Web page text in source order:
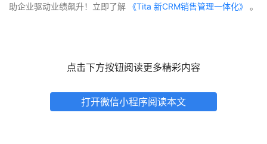
助企业驱动业绩飙升！立即了解 《Tita 新CRM销售管理一体化》 。
点击下方按钮阅读更多精彩内容
打开微信小程序阅读本文